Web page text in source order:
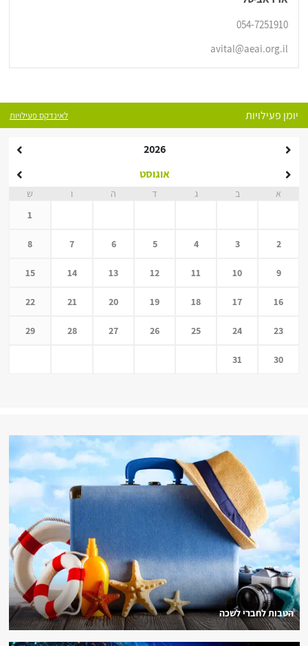
054-7251910
avital@aeai.org.il
יומן פעילויות לאינדקס פעילויות
2026
אוגוסט
א ב ג ד ה ו
ש
1
2
3
4
5
6
7
8
9
10
11
12
13
14
15
16
17
18
19
20
21
22
23
24
25
26
27
28
29
30
31
הטבות לחברי לשכה